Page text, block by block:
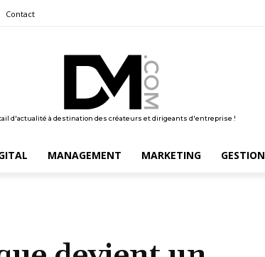
Contact
d'actualité à destination des créateurs et dirigeants d'entreprise !
MANAGEMENT MARKETING GESTION